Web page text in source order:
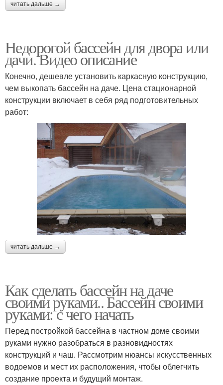
читать дальше →
Недорогой бассейн для двора или
дачи. Видео описание
Конечно, дешевле установить каркасную конструкцию,
чем выкопать бассейн на даче. Цена стационарной
конструкции включает в себя ряд подготовительных
работ:
читать дальше →
Как сделать бассейн на даче
своими руками.. Бассейн своими
руками: с чего начать
Перед постройкой бассейна в частном доме своими
руками нужно разобраться в разновидностях
конструкций и чаш. Рассмотрим нюансы искусственных
водоемов и мест их расположения, чтобы облегчить
создание проекта и будущий монтаж.